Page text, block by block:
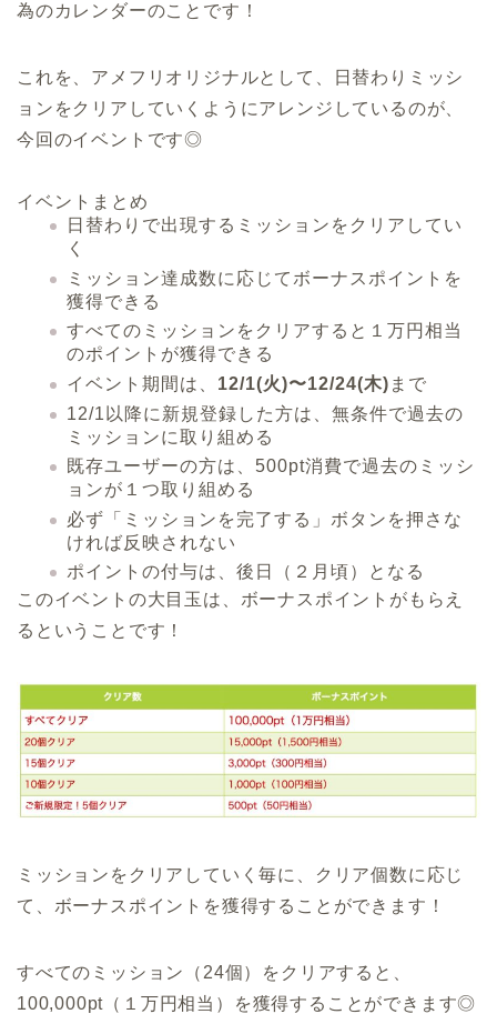
為のカレンダーのことです！
これを、アメフリオリジナルとして、
日替わりミッシ
ョンをクリアしていく ようにアレンジしているのが、
今回のイベントです◎
イベントまとめ
日替わりで出現するミッションをクリアしてい
く
ミッション達成数に応じてボーナスポイントを
獲得できる
すべてのミッションをクリアすると １万円相当
のポイントが獲得できる
イベント期間は、 12/1(火)〜12/24(木) まで
12/1以降に新規登録した方は、 無条件で過去の
ミッションに取り組める
既存ユーザーの方は、 500pt消費で過去のミッシ
ョンが１つ取り組める
必ず「
ミッションを完了する 」ボタンを押さな
ければ反映されない
ポイントの付与は、後日（２月頃）となる
このイベントの大目玉は、 ボーナスポイント がもらえ
るということです！
ミッションをクリアしていく毎に、クリア個数に応じ
て、ボーナスポイントを獲得することができます！
すべてのミッション（24個）をクリアすると、
100,000pt（１万円相当）を獲得することができます◎